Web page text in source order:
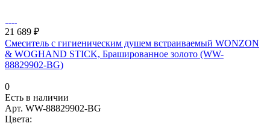
21 689 ₽
Смеситель с гигиеническим душем встраиваемый WONZON
& WOGHAND STICK, Брашированное золото (WW-
88829902-BG)
0
Есть в наличии
Арт. WW-88829902-BG
Цвета: